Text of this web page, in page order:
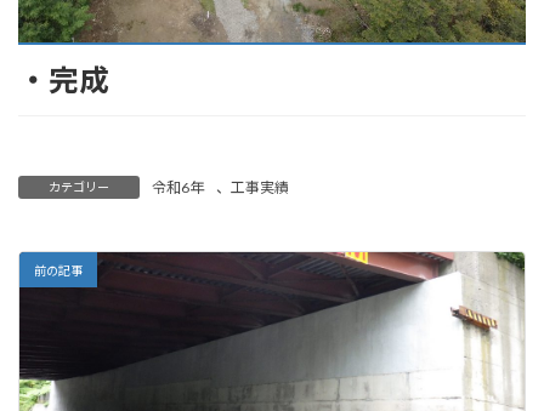
・完成
カテゴリー 令和6年 、 工事実績
前の記事